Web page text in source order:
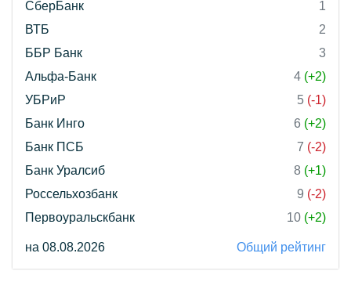
СберБанк
1
ВТБ
2
ББР Банк
3
Альфа-Банк
4 (+2)
УБРиР
5 (-1)
Банк Инго
6 (+2)
Банк ПСБ
7 (-2)
Банк Уралсиб
8 (+1)
Россельхозбанк
9 (-2)
Первоуральскбанк
10 (+2)
на 08.08.2026 Общий рейтинг